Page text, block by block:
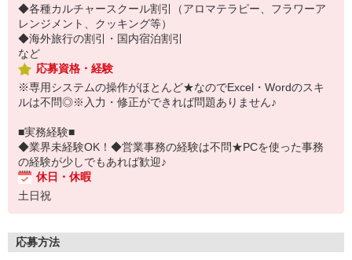
◆各種カルチャースクール割引（アロマテラピー、フラワーア
レンジメント、クッキング等）
◆海外旅行の割引・国内宿泊割引
など
応募資格・経験
※専用システムの操作がほとんど★なのでExcel・Wordのスキ
ルは不問◎※入力・修正ができれば問題ありません♪
■実務経験■
◆業界未経験OK！◆営業事務の経験は不問★PCを使った事務
の経験が少しでもあれば歓迎♪
休日・休暇
土日祝
応募方法